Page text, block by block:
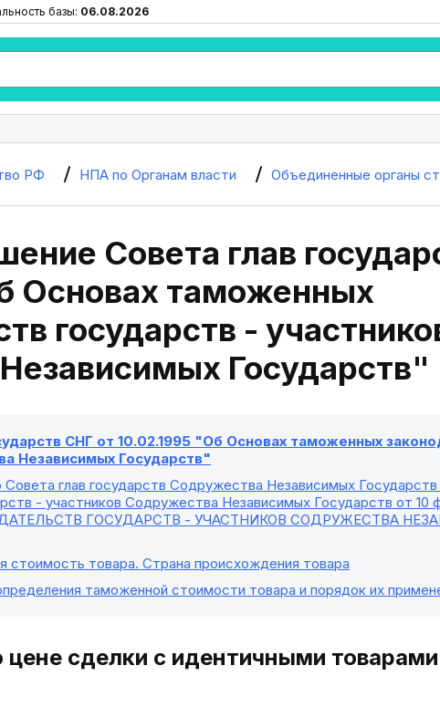
базы: 06.08.2026
РФ НПА по Органам власти Объединенные органы
Совета глав
Основах таможенных
государств -
Государств"
СНГ от 10.02.1995 "Об Основах таможенных
Независимых Государств"
глав государств Содружества Независимых
- участников Содружества Независимых Государств от
ГОСУДАРСТВ - УЧАСТНИКОВ СОДРУЖЕСТВА
стоимость товара. Страна происхождения товара
таможенной стоимости товара и порядок их
цене сделки с идентичными товарами